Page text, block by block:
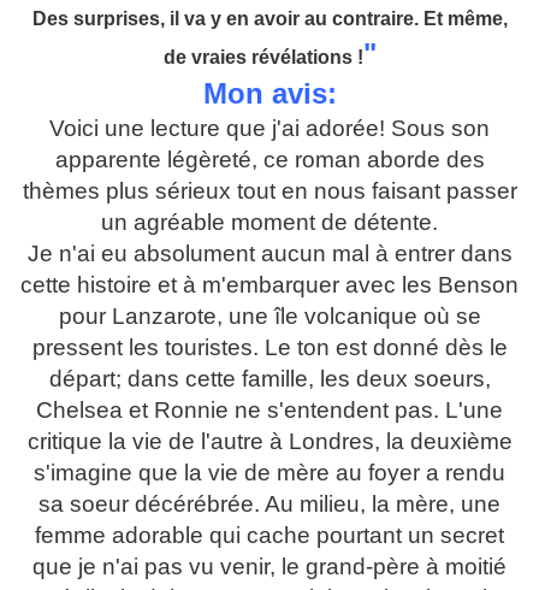
Des surprises, il va y en avoir au contraire. Et même,
de vraies révélations !"
Mon avis:
Voici une lecture que j'ai adorée! Sous son
apparente légèreté, ce roman aborde des
thèmes plus sérieux tout en nous faisant passer
un agréable moment de détente.
Je n'ai eu absolument aucun mal à entrer dans
cette histoire et à m'embarquer avec les Benson
pour Lanzarote, une île volcanique où se
pressent les touristes. Le ton est donné dès le
départ; dans cette famille, les deux soeurs,
Chelsea et Ronnie ne s'entendent pas. L'une
critique la vie de l'autre à Londres, la deuxième
s'imagine que la vie de mère au foyer a rendu
sa soeur décérébrée. Au milieu, la mère, une
femme adorable qui cache pourtant un secret
que je n'ai pas vu venir, le grand-père à moitié